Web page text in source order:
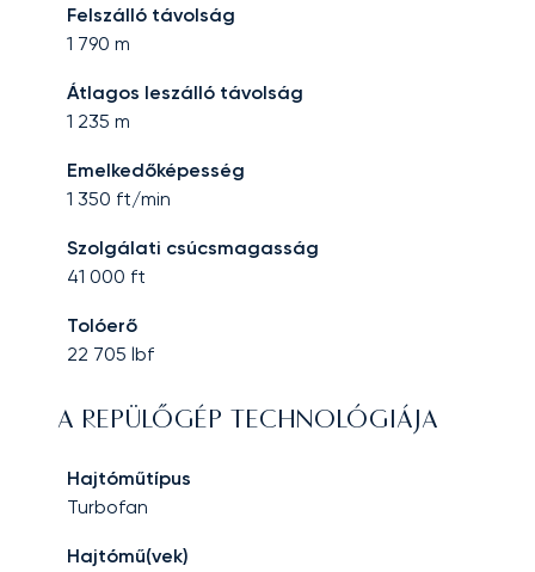
Felszálló távolság
1 790 m
Átlagos leszálló távolság
1 235 m
Emelkedőképesség
1 350 ft/min
Szolgálati csúcsmagasság
41 000 ft
Tolóerő
22 705 lbf
A REPÜLŐGÉP TECHNOLÓGIÁJA
Hajtóműtípus
Turbofan
Hajtómű(vek)